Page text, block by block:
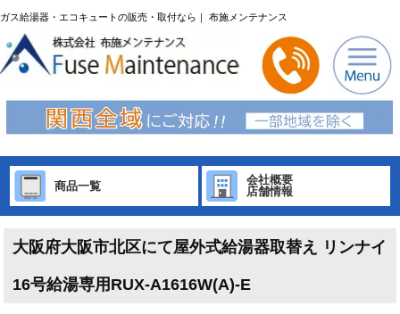
ガス給湯器・エコキュートの販売・取付なら｜ 布施メンテナンス
商品一覧
会社概要
店舗情報
大阪府大阪市北区にて屋外式給湯器取替え リンナイ
16号給湯専用RUX-A1616W(A)-E